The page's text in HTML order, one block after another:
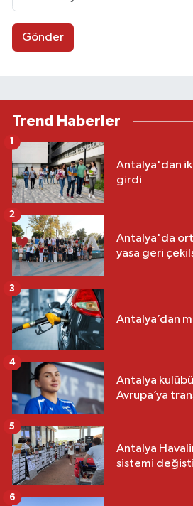
Gönder
Trend Haberler
Antalya'dan
girdi
1
Antalya'da
yasa geri
2
Antalya’dan
3
Antalya
Avrupa’ya
4
Antalya
sistemi değişti
5
6